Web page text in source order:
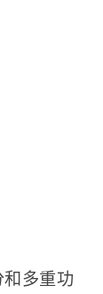
多重功